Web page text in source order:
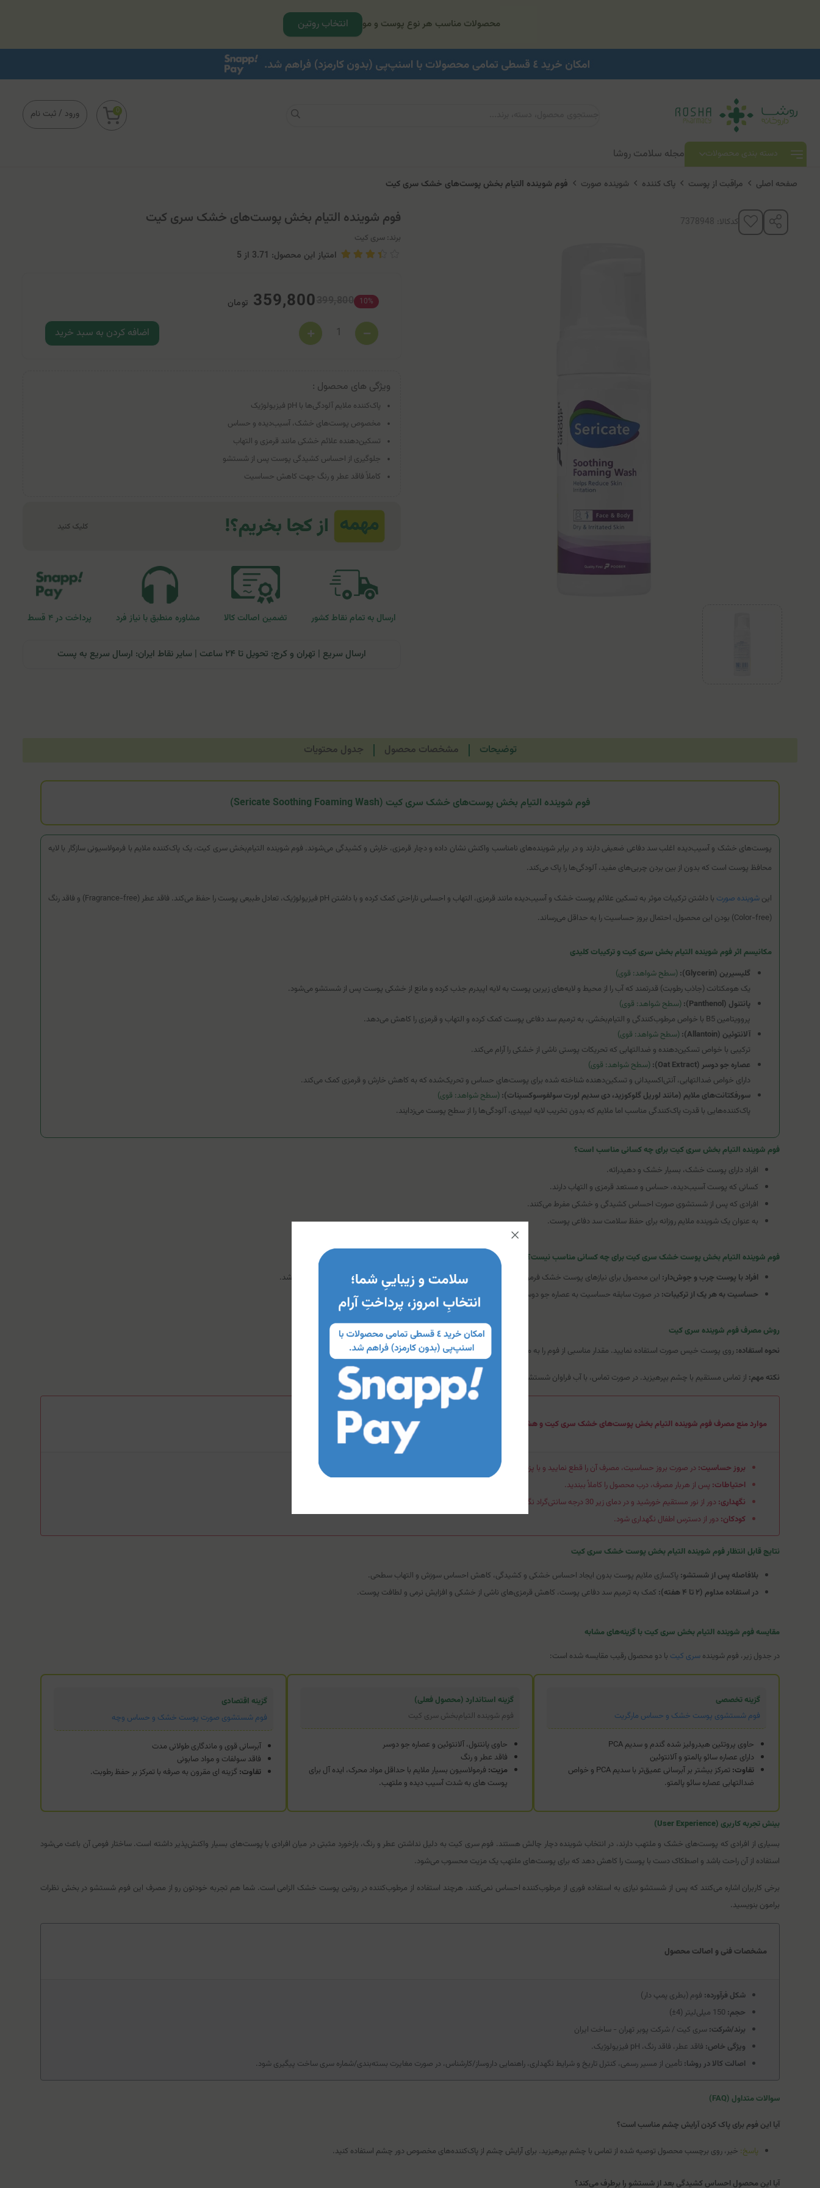
محصولات مناسب هر نوع پوست و مو انتخاب روتین
ورود / ثبت نام 0
دسته بندی محصولات مجله سلامت روشا
صفحه اصلی مراقبت از پوست پاک کننده شوینده صورت فوم شوینده التیام ‌بخش پوست‌های خشک سری کیت
کدکالا: فوم شوینده التیام ‌بخش پوست‌های خشک سری کیت
برند: سری کیت
امتیاز این محصول: 3.71 از 5
10%
359,800 تومان
اضافه کردن به سبد خرید
ویژگی های محصول :
پاک‌کننده ملایم آلودگی‌ها با pH فیزیولوژیک
مخصوص پوست‌های خشک، آسیب‌دیده و حساس
تسکین‌دهنده علائم خشکی مانند قرمزی و التهاب
جلوگیری از احساس کشیدگی پوست پس از شستشو
کاملاً فاقد عطر و رنگ جهت کاهش حساسیت
ارسال به تمام نقاط کشور تضمین اصالت کالا مشاوره منطبق با نیاز فرد پرداخت در ۴ قسط
ارسال سریع | تهران و کرج: تحویل تا ۲۴ ساعت | سایر نقاط ایران: ارسال سریع به پست
توضیحات مشخصات محصول جدول محتویات
فوم شوینده التیام ‌بخش پوست‌های خشک سری کیت (Sericate Soothing Foaming Wash)
پوست‌های خشک و آسیب‌دیده اغلب سد دفاعی ضعیفی دارند و در برابر شوینده‌های نامناسب واکنش نشان داده و دچار قرمزی، خارش و کشیدگی می‌شوند. فوم شوینده التیام‌بخش سری کیت، یک پاک‌کننده ملایم با فرمولاسیونی سازگار با لایه
محافظ پوست است که بدون از بین بردن چربی‌های مفید، آلودگی‌ها را پاک می‌کند.
اینشوینده صورت
با داشتن ترکیبات موثر به تسکین علائم پوست خشک و آسیب‌دیده مانند قرمزی، التهاب و احساس ناراحتی کمک کرده و با داشتن pH فیزیولوژیک، تعادل طبیعی پوست را حفظ می‌کند. فاقد عطر (Fragrance-free) و فاقد رنگ
(Color-free) بودن این محصول، احتمال بروز حساسیت را به حداقل می‌رساند.
مکانیسم اثر فوم شوینده التیام بخش سری کیت و ترکیبات کلیدی
گلیسیرین (Glycerin):
(سطح شواهد: قوی)
یک هومکتانت (جاذب رطوبت) قدرتمند که آب را از محیط و لایه‌های زیرین پوست به لایه اپیدرم جذب کرده و مانع از خشکی پوست پس از شستشو می‌شود.
پانتنول (Panthenol):
(سطح شواهد: قوی)
پروویتامین B5 با خواص مرطوب‌کنندگی و التیام‌بخشی، به ترمیم سد دفاعی پوست کمک کرده و التهاب و قرمزی را کاهش می‌دهد.
آلانتوئین (Allantoin):
(سطح شواهد: قوی)
ترکیبی با خواص تسکین‌دهنده و ضدالتهابی که تحریکات پوستی ناشی از خشکی را آرام می‌کند.
عصاره جو دوسر (Oat Extract):
(سطح شواهد: قوی)
دارای خواص ضدالتهابی، آنتی‌اکسیدانی و تسکین‌دهنده شناخته شده برای پوست‌های حساس و تحریک‌شده که به کاهش خارش و قرمزی کمک می‌کند.
سورفکتانت‌های ملایم (مانند لوریل گلوکوزید، دی سدیم لورت سولفوسوکسینات):(سطح شواهد: قوی)
پاک‌کننده‌هایی با قدرت پاک‌کنندگی مناسب اما ملایم که بدون تخریب لایه لیپیدی، آلودگی‌ها را از سطح پوست می‌زدایند.
فوم شوینده التیام بخش سری کیت برای چه کسانی مناسب است؟
افراد دارای پوست خشک، بسیار خشک و دهیدراته.
کسانی که پوست آسیب‌دیده، حساس و مستعد قرمزی و التهاب دارند.
افرادی که پس از شستشوی صورت احساس کشیدگی و خشکی مفرط می‌کنند.
به عنوان یک شوینده ملایم روزانه برای حفظ سلامت سد دفاعی پوست.
فوم شوینده التیام ‌بخش پوست‌ خشک سری کیت برای چه کسانی مناسب نیست؟
افراد با پوست چرب و جوش‌دار: این محصول برای نیازهای پوست خشک فرموله شده و ممکن است قدرت پاک‌کنندگی کافی برای کنترل چربی شدید نداشته باشد.
حساسیت به هر یک از ترکیبات: در صورت سابقه حساسیت به عصاره جو دوسر یا سایر ترکیبات ذکر شده در بسته بندی، از مصرف آن خودداری شود.
روش مصرف فوم شوینده سری کیت
نحوه استفاده:روی پوست خیس صورت استفاده نمایید. مقدار مناسبی از فوم را به ملایمت ماساژ دهید، سپس کاملاً با آب بشویید.
نکته مهم: از تماس مستقیم با چشم بپرهیزید. در صورت تماس، با آب فراوان شستشو دهید.
موارد منع مصرف فوم شوینده التیام ‌بخش پوست‌های خشک سری کیت و هشدارها
بروز حساسیت:در صورت بروز حساسیت، مصرف آن را قطع نمایید و با پزشک یا داروساز مشورت کنید.
احتیاطات: پس از هربار مصرف، درب محصول را کاملاً ببندید.
نگهداری:دور از نور مستقیم خورشید و در دمای زیر 30 درجه سانتی‌گراد نگهداری کنید.
کودکان:دور از دسترس اطفال نگهداری شود.
نتایج قابل انتظار فوم شوینده التیام ‌بخش پوست‌ خشک سری کیت
بلافاصله پس از شستشو: پاکسازی ملایم پوست بدون ایجاد احساس خشکی و کشیدگی، کاهش احساس سوزش و التهاب سطحی.
در استفاده مداوم (۲ تا ۴ هفته):
کمک به ترمیم سد دفاعی پوست، کاهش قرمزی‌های ناشی از خشکی و افزایش نرمی و لطافت پوست.
مقایسه فوم شوینده التیام بخش سری کیت با گزینه‌های مشابه
در جدول زیر، فوم شویندهسری کیت با دو محصول رقیب مقایسه شده است:
گزینه تخصصی
فوم شستشوی پوست خشک و حساس مارگریت
حاوی پروتئین هیدرولیز شده گندم و سدیم PCA
دارای عصاره سائو پالمتو و آلانتوئین
تفاوت:
تمرکز بیشتر بر آبرسانی عمیق‌تر با سدیم PCA و خواص
ضدالتهابی عصاره سائو پالمتو.
گزینه استاندارد (محصول فعلی)
فوم شوینده التیام‌بخش سری کیت
حاوی پانتنول، آلانتوئین و عصاره جو دوسر
فاقد عطر و رنگ
مزیت: فرمولاسیون بسیار ملایم با حداقل مواد محرک، ایده آل برای
پوست های به شدت آسیب دیده و ملتهب.
گزینه اقتصادی
فوم شستشوی صورت پوست خشک و حساس وچه
آبرسانی قوی و ماندگاری طولانی مدت
فاقد سولفات و مواد صابونی
تفاوت: گزینه ای مقرون به صرفه با تمرکز بر حفظ رطوبت.
بینش تجربه کاربری (User Experience)
بسیاری از افرادی که پوست‌های خشک و ملتهب دارند، در انتخاب شوینده دچار چالش هستند. فوم سری کیت به دلیل نداشتن عطر و رنگ، بازخورد مثبتی در میان افرادی با پوست‌های بسیار واکنش‌پذیر داشته است. ساختار فومی آن باعث می‌شود
استفاده از آن راحت باشد و اصطکاک دست با پوست را کاهش دهد که برای پوست‌های ملتهب یک مزیت محسوب می‌شود.
برخی کاربران اشاره می‌کنند که پس از شستشو نیازی به استفاده فوری از مرطوب‌کننده احساس نمی‌کنند، هرچند استفاده از مرطوب‌کننده در روتین پوست خشک الزامی است. شما هم تجربه خودتون رو از مصرف این فوم شستشو در بخش نظرات
برامون بنویسید.
مشخصات فنی و اصالت محصول
شکل فرآورده: فوم (بطری پمپ دار)
حجم:
برند/شرکت:سری کیت / شرکت پوبر تهران - ساخت ایران
ویژگی خاص: فاقد عطر، فاقد رنگ، pH فیزیولوژیک.
اصالت کالا در روشا:تأمین از مسیر رسمی، کنترل تاریخ و شرایط نگهداری، راهنمایی داروساز/کارشناس، در صورت مغایرت بسته‌بندی/شماره سری ساخت پیگیری شود.
سوالات متداول (FAQ)
آیا این فوم برای پاک کردن آرایش چشم مناسب است؟
پاسخ: خیر، روی برچسب محصول توصیه شده از تماس با چشم بپرهیزید. برای آرایش چشم از پاک‌کننده‌های مخصوص دور چشم استفاده کنید.
آیا این محصول احساس کشیدگی بعد از شستشو را برطرف می‌کند؟